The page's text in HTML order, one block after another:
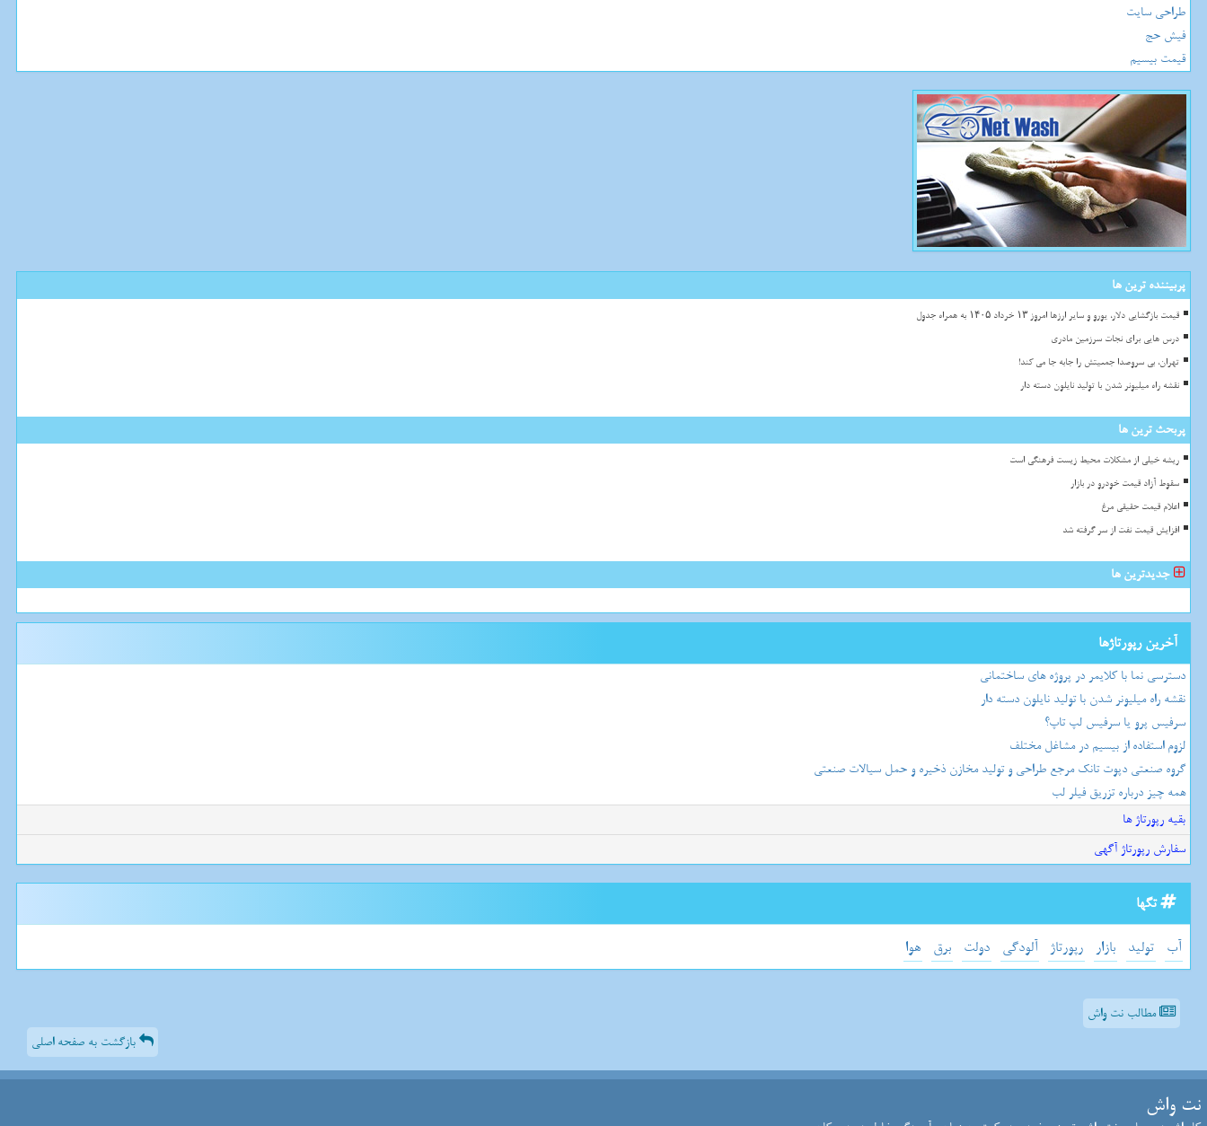
طراحی سایت
فیش حج
قیمت بیسیم
پربیننده ترین ها
قیمت بازگشایی دلار، یورو و سایر ارزها امروز ۱۳ خرداد ۱۴۰۵ به همراه جدول
درس هایی برای نجات سرزمین مادری
تهران، بی سروصدا جمعیتش را جابه جا می کند!
نقشه راه میلیونر شدن با تولید نایلون دسته دار
پربحث ترین ها
ریشه خیلی از مشکلات محیط زیست فرهنگی است
سقوط آزاد قیمت خودرو در بازار
اعلام قیمت حقیقی مرغ
افزایش قیمت نفت از سر گرفته شد
جدیدترین ها
آخرین رپورتاژها
دسترسی نما با کلایمر در پروژه های ساختمانی
نقشه راه میلیونر شدن با تولید نایلون دسته دار
سرفیس پرو یا سرفیس لپ تاپ؟
لزوم استفاده از بیسیم در مشاغل مختلف
گروه صنعتی دپوت تانک مرجع طراحی و تولید مخازن ذخیره و حمل سیالات صنعتی
همه چیز درباره تزریق فیلر لب
بقیه رپورتاژ ها
سفارش رپورتاژ آگهی
تگها
آب تولید بازار رپورتاژ آلودگی دولت برق هوا
مطالب نت واش
بازگشت به صفحه اصلی
نت واش